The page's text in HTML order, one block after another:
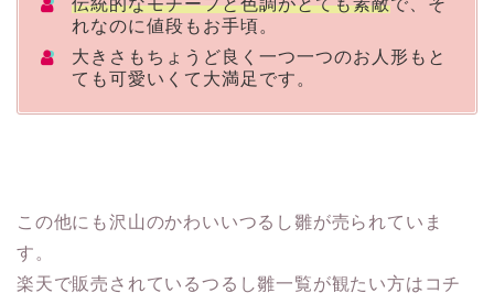
伝統的なモチーフと色調がとても素敵で、そ
れなのに値段もお手頃。
大きさもちょうど良く一つ一つのお人形もと
ても可愛いくて大満足です。
この他にも沢山のかわいいつるし雛が売られていま
す。
楽天で販売されているつるし雛一覧が観たい方はコチ